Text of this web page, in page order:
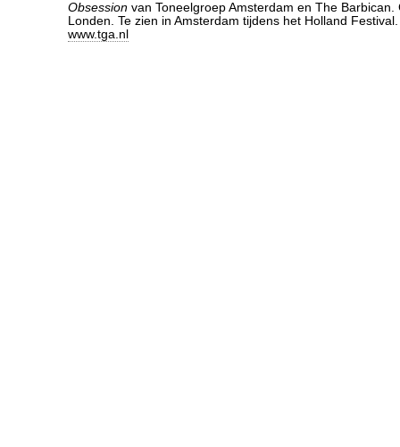
Obsession van Toneelgroep Amsterdam en The
Londen. Te zien in Amsterdam tijdens het Holland
www.tga.nl